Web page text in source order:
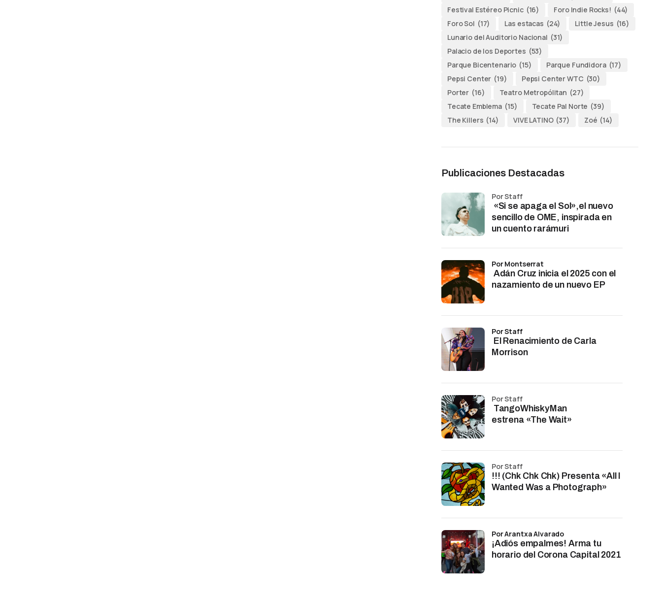
Festival Estéreo Picnic (16) Foro Indie Rocks! (44)
Foro Sol (17) Las estacas (24) Little Jesus (16)
Lunario del Auditorio Nacional (31)
Palacio de los Deportes (53)
Parque Bicentenario (15) Parque Fundidora (17)
Pepsi Center (19) Pepsi Center WTC (30)
Porter (16) Teatro Metropólitan (27)
Tecate Emblema (15) Tecate Pal Norte (39)
The Killers (14) VIVE LATINO (37) Zoé (14)
Publicaciones Destacadas
«Si se apaga el Sol»,el nuevo
sencillo de OME, inspirada en
un cuento rarámuri
por Staff
Adán Cruz inicia el 2025 con el
nazamiento de un nuevo EP
por Montserrat
El Renacimiento de Carla
Morrison
por Staff
TangoWhiskyMan
estrena «The Wait»
por Staff
!!! (Chk Chk Chk) Presenta «All I
Wanted Was a Photograph»
por Staff
¡Adiós empalmes! Arma tu
horario del Corona Capital 2021
por Arantxa Alvarado